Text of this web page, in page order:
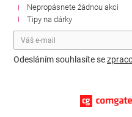
Nepropásnete žádnou akci
Tipy na dárky
Odesláním souhlasíte se